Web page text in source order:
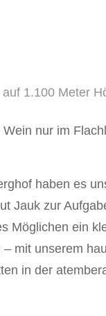
1.100 Meter
nur im
haben es
Jauk zur
Möglichen ein
– mit unserem
in der